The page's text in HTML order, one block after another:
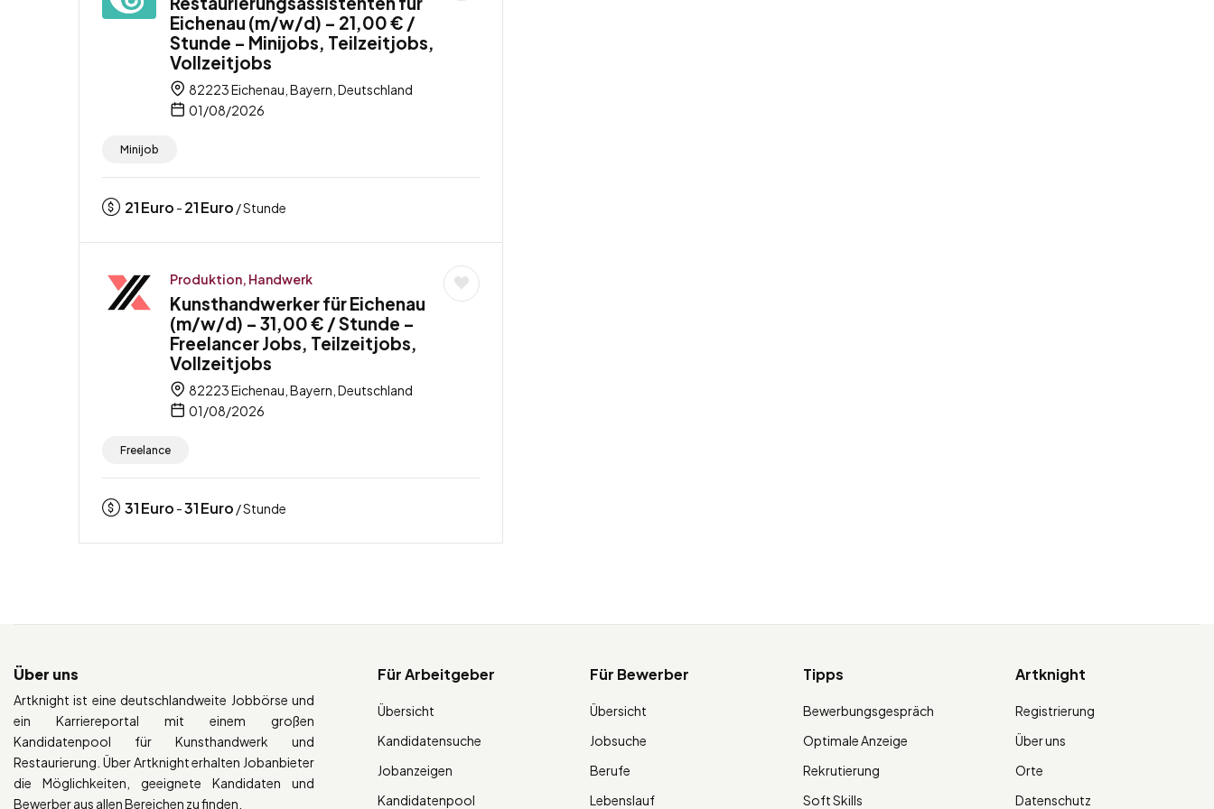
Eichenau (m/w/d) – 21,00 € /
Stunde – Minijobs, Teilzeitjobs,
Vollzeitjobs
82223 Eichenau, Bayern, Deutschland
01/08/2026
Minijob
21Euro - 21Euro / Stunde
Produktion, Handwerk
Kunsthandwerker für Eichenau
(m/w/d) – 31,00 € / Stunde –
Freelancer Jobs, Teilzeitjobs,
Vollzeitjobs
82223 Eichenau, Bayern, Deutschland
01/08/2026
Freelance
31Euro -31Euro / Stunde
Über uns
Artknight ist eine deutschlandweite Jobbörse und
ein Karriereportal mit einem großen
Kandidatenpool für Kunsthandwerk und
Restaurierung. Über Artknight erhalten Jobanbieter
die Möglichkeiten, geeignete Kandidaten und
Bewerber aus allen Bereichen zu finden.
Für Arbeitgeber
Übersicht
Kandidatensuche
Jobanzeigen
Kandidatenpool
Für Bewerber
Übersicht
Jobsuche
Berufe
Lebenslauf
Tipps
Bewerbungsgespräch
Optimale Anzeige
Rekrutierung
Soft Skills
Artknight
Registrierung
Über uns
Orte
Datenschutz